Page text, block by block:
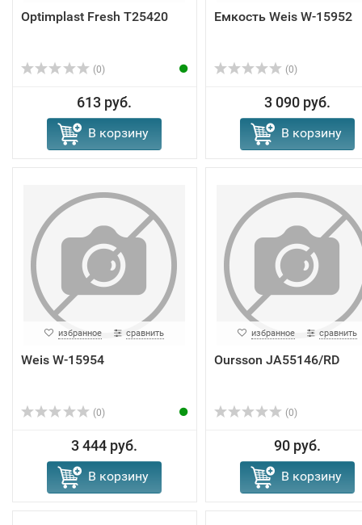
Optimplast Fresh Т25420
(0)
613 руб.
В корзину
Емкость Weis W-15952
(0)
3 090 руб.
В корзину
избранное сравнить
Weis W-15954
(0)
3 444 руб.
В корзину
избранное сравнить
Oursson JA55146/RD
(0)
90 руб.
В корзину